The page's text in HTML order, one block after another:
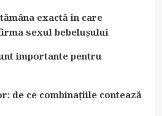
exactă în care
sexul bebelușului
importante pentru
de ce combinațiile contează